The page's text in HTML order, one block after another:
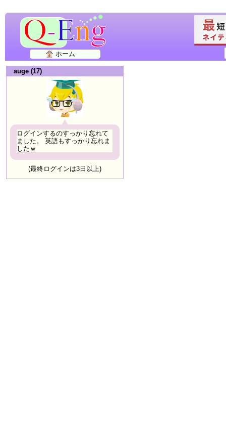
ホーム
auge (17)
ログインするのすっかり忘れて
ました。 英語もすっかり忘れま
したｗ
(最終ログインは3日以上)